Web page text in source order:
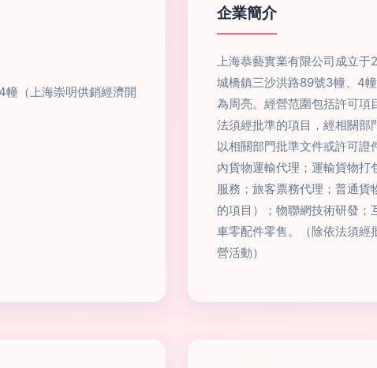
（上海崇明供銷經濟開
企業簡介
上海恭藝實業有限公司成立于
城橋鎮三沙洪路89號3幢、4
為周亮。經營范圍包括許可項
法須經批準的項目，經相關部
以相關部門批準文件或許可證
內貨物運輸代理；運輸貨物
服務；旅客票務代理；普通
的項目）；物聯網技術研發
車零配件零售。（除依法須經
營活動）